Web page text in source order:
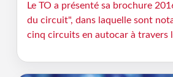
Le TO a présenté sa brochure
du circuit", dans laquelle sont
cinq circuits en autocar à travers